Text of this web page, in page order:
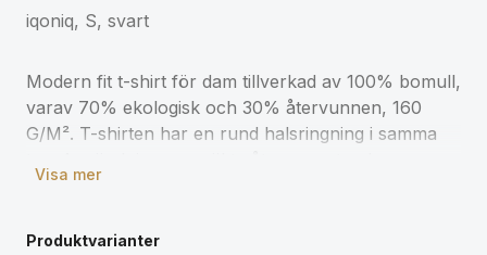
iqoniq, S, svart
Modern fit t-shirt för dam tillverkad av 100% bomull,
varav 70% ekologisk och 30% återvunnen, 160
G/M². T-shirten har en rund halsringning i samma
ekologiskt material samt påståenden om
fysisk spårare och blockkedjeteknik. Genom att
Visa mer
Produktvarianter